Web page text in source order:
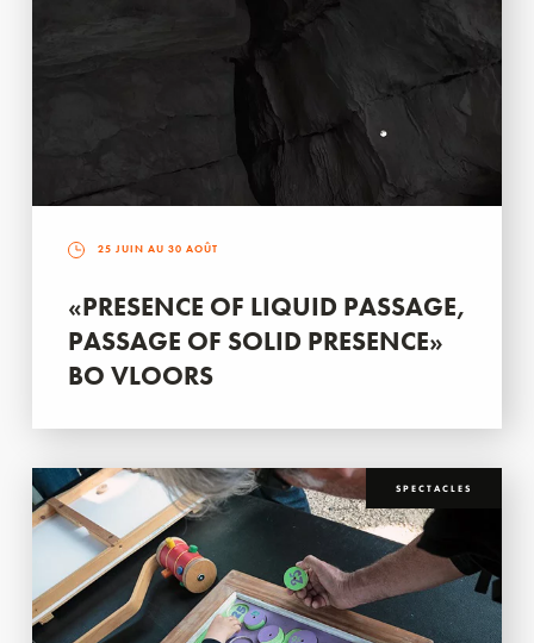
25 JUIN AU 30 AOÛT
«PRESENCE OF LIQUID PASSAGE,
PASSAGE OF SOLID PRESENCE»
BO VLOORS
SPECTACLES